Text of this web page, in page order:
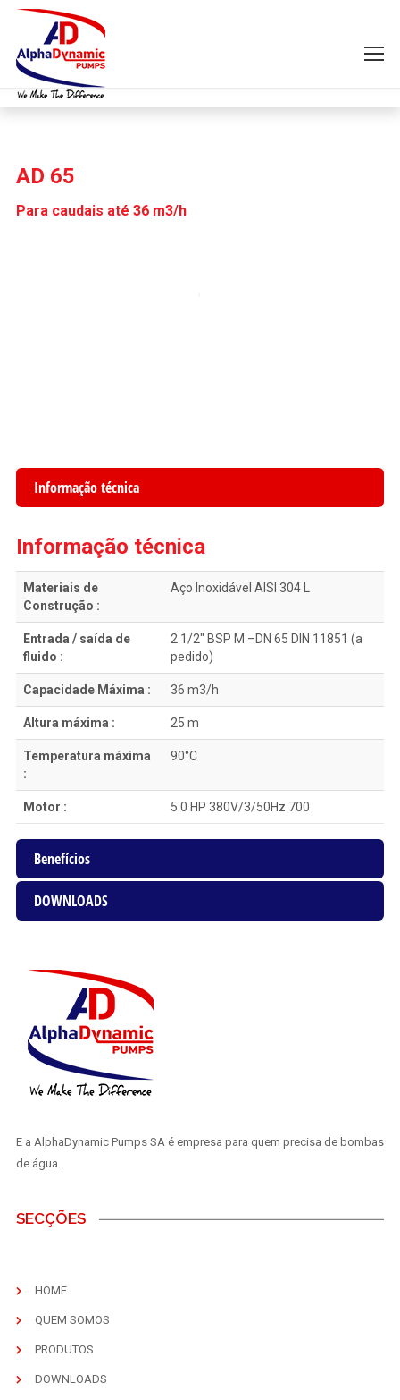
AD 65
Para caudais até 36 m3/h
Informação técnica
Informação técnica
Materiais de
Construção :
Aço Inoxidável AISI 304 L
Entrada / saída de
fluido :
2 1/2″ BSP M –DN 65 DIN 11851 (a
pedido)
Capacidade Máxima : 36 m3/h
Altura máxima : 25 m
Temperatura máxima
:
90°C
Motor : 5.0 HP 380V/3/50Hz 700
Benefícios
DOWNLOADS
E a AlphaDynamic Pumps SA é empresa para quem precisa de bombas
de água.
SECÇÕES
HOME
QUEM SOMOS
PRODUTOS
DOWNLOADS